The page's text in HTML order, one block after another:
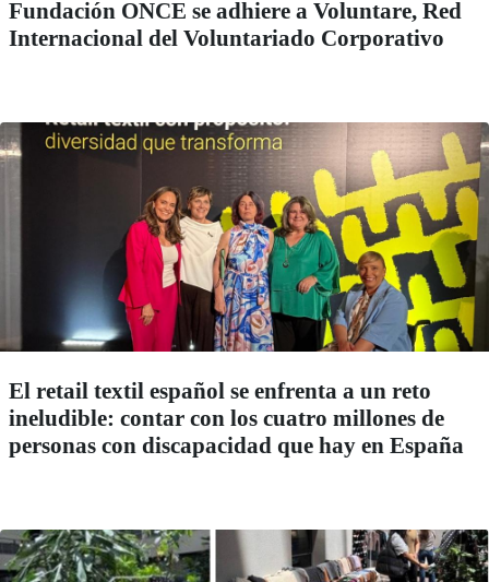
Fundación ONCE se adhiere a Voluntare, Red
Internacional del Voluntariado Corporativo
El retail textil español se enfrenta a un reto
ineludible: contar con los cuatro millones de
personas con discapacidad que hay en España